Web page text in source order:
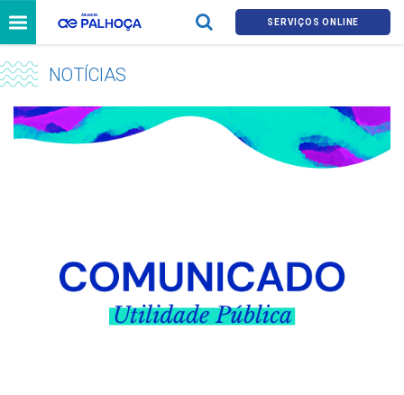
SERVIÇOS ONLINE
NOTÍCIAS